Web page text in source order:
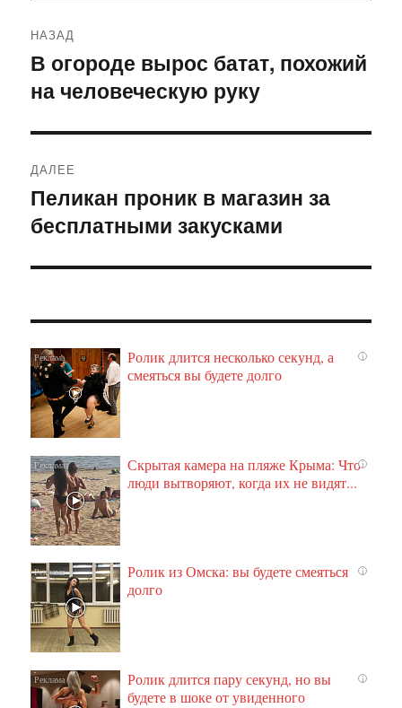
по
записям
НАЗАД
Предыдущая
запись:
В огороде вырос батат, похожий
на человеческую руку
ДАЛЕЕ
Следующая
запись:
Пеликан проник в магазин за
бесплатными закусками
i
Ролик длится несколько секунд, а
смеяться вы будете долго
i
Скрытая камера на пляже Крыма: Что
люди вытворяют, когда их не видят...
i
Ролик из Омска: вы будете смеяться
долго
i
Ролик длится пару секунд, но вы
будете в шоке от увиденного